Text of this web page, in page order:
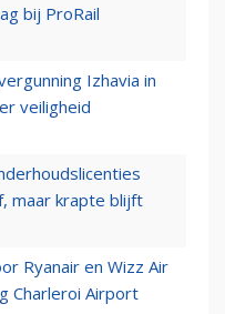
bij ProRail
Izhavia in
veiligheid
maar krapte blijft
Ryanair en Wizz Air
Charleroi Airport